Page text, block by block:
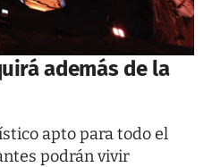
además de la
apto para todo el
podrán vivir